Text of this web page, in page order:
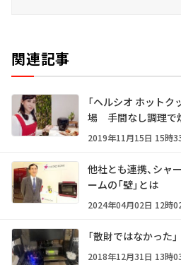
関連記事
「ヘルシオ ホットクック」に単身者向けモデル登
場 手間なし調理で
2019年11月15日 15時
他社とも連携、シャ
ームの「壁」とは
2024年04月02日 12時
「散財ではなかっ
2018年12月31日 13時